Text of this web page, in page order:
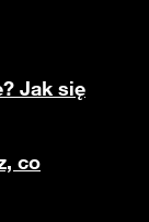
Jak się
co